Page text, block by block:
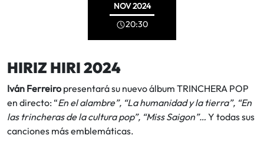
NOV2024
20:30
HIRIZ HIRI 2024
Iván Ferreiropresentará su nuevo álbum TRINCHERA POP
en directo: “En el alambre”, “La humanidad y la tierra”, “En
las trincheras de la cultura pop”, “Miss Saigon”… Y todas sus
canciones más emblemáticas.